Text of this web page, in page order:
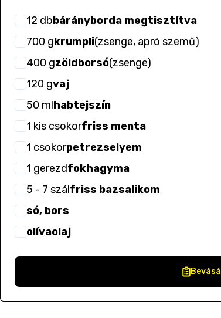
12 dbbárányborda megtisztítva
700 gkrumpli(zsenge, apró szemű)
400 gzöldborsó(zsenge)
120 gvaj
50 mlhabtejszín
1 kis csokorfriss menta
1 csokorpetrezselyem
1 gerezdfokhagyma
5 - 7 szálfriss bazsalikom
só, bors
olívaolaj